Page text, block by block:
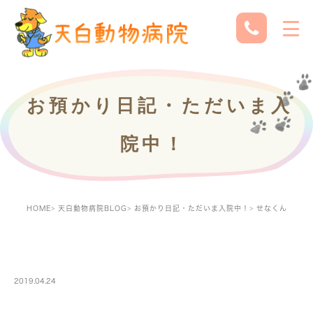
お預かり日記・ただいま入
院中！
HOME 天白動物病院BLOG お預かり日記・ただいま入院中！ せなくん
2019.04.24